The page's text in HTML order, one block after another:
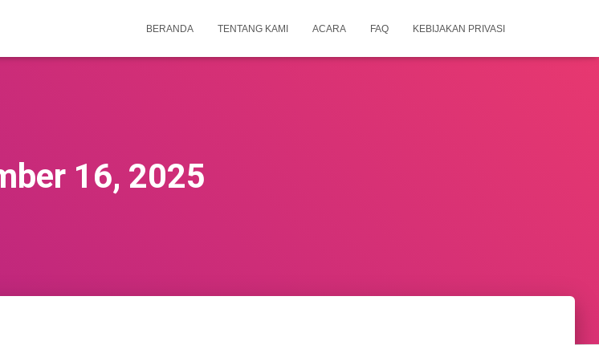
BERANDA TENTANG KAMI ACARA FAQ KEBIJAKAN PRIVASI
16, 2025